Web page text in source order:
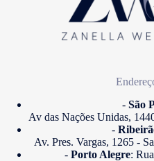
- São
Av das Nações Unidas,
-
Av. Pres. Vargas, 1265 -
-Porto Alegre: